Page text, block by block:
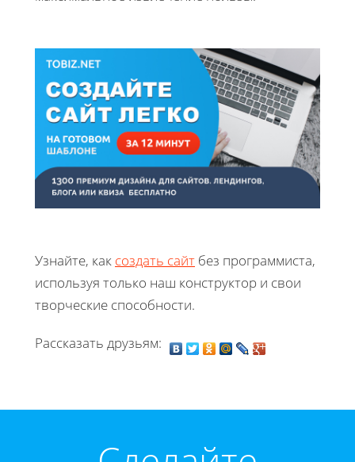
Узнайте, как создать сайт без программиста,
используя только наш конструктор и свои
творческие способности.
Рассказать друзьям: